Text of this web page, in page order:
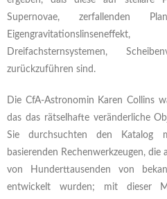
Supernovae, zerfallenden
Dreifachsternsystemen,
zurückzuführen sind.
Die CfA-Astronomin Karen Collins
das das rätselhafte veränderliche
Sie durchsuchten den Katalog
basierenden Rechenwerkzeugen,
von Hunderttausenden von
entwickelt wurden; mit dieser